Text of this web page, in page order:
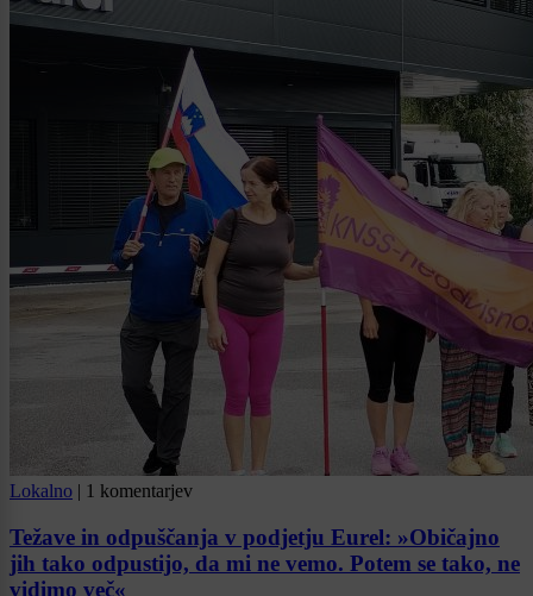
Lokalno | 1 komentarjev
Težave in odpuščanja v podjetju Eurel: »Običajno
jih tako odpustijo, da mi ne vemo. Potem se tako, ne
vidimo več«